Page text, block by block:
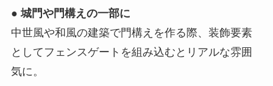
●城門や門構えの一部に
中世風や和風の建築で門構えを作る際、装飾要素
としてフェンスゲートを組み込むとリアルな雰囲
気に。